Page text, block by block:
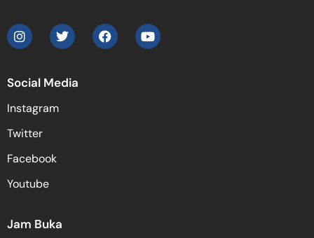
Social Media
Instagram
Twitter
Facebook
Youtube
Jam Buka